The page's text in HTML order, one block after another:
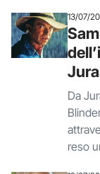
13/07/
Da
reso